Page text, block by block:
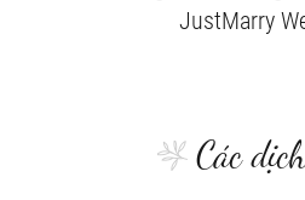
JustMarry
Các